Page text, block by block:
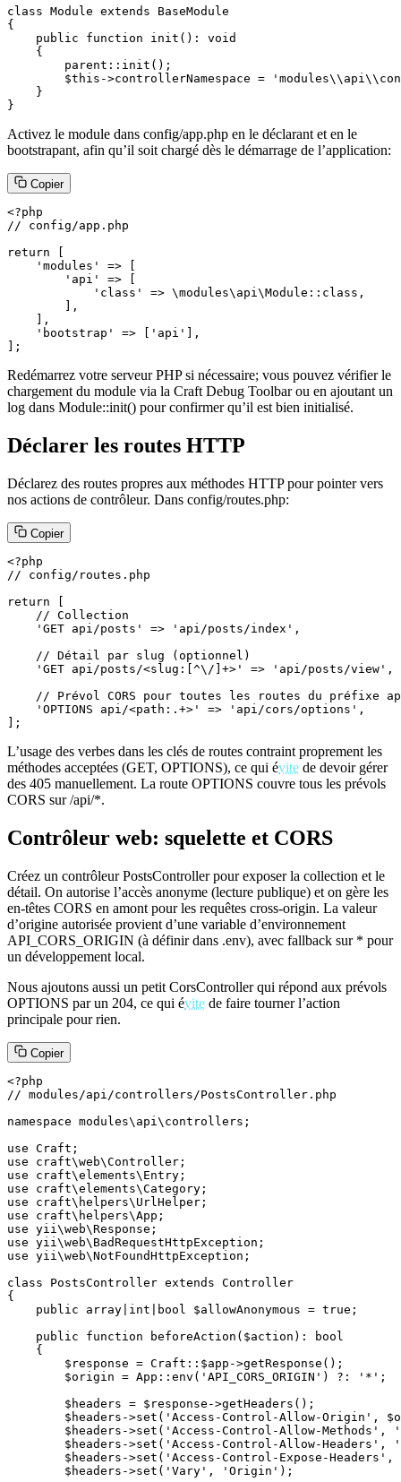
class Module extends BaseModule
{
    public function init(): void
    {
        parent::init();
$this->controllerNamespace =
    }
}
Activez le module dans config/app.php en le déclarant et en le
bootstrapant, afin qu’il soit chargé dès le démarrage de l’application:
Copier
<?php
// config/app.php
return [
    'modules' => [
        'api' => [
            'class' => \modules\api\Module::class,
        ],
    ],
    'bootstrap' => ['api'],
];
Redémarrez votre serveur PHP si nécessaire; vous pouvez vérifier le
chargement du module via la Craft Debug Toolbar ou en ajoutant un
log dans Module::init() pour confirmer qu’il est bien initialisé.
Déclarer les routes HTTP
Déclarez des routes propres aux méthodes HTTP pour pointer vers
nos actions de contrôleur. Dans config/routes.php:
Copier
<?php
// config/routes.php
return [
    // Collection
    'GET api/posts' => 'api/posts/index',
    // Détail par slug (optionnel)
    'GET api/posts/<slug:[^\/]+>' => 'api/posts/view',
// Prévol CORS pour toutes les routes du préfixe
    'OPTIONS api/<path:.+>' => 'api/cors/options',
];
L’usage des verbes dans les clés de routes contraint proprement les
méthodes acceptées (GET, OPTIONS), ce qui évite de devoir gérer
des 405 manuellement. La route OPTIONS couvre tous les prévols
CORS sur /api/*.
Contrôleur web: squelette et CORS
Créez un contrôleur PostsController pour exposer la collection et le
détail. On autorise l’accès anonyme (lecture publique) et on gère les
en‑têtes CORS en amont pour les requêtes cross‑origin. La valeur
d’origine autorisée provient d’une variable d’environnement
API_CORS_ORIGIN (à définir dans .env), avec fallback sur * pour
un développement local.
Nous ajoutons aussi un petit CorsController qui répond aux prévols
OPTIONS par un 204, ce qui évite de faire tourner l’action
principale pour rien.
Copier
<?php
// modules/api/controllers/PostsController.php
namespace modules\api\controllers;
use Craft;
use craft\web\Controller;
use craft\elements\Entry;
use craft\elements\Category;
use craft\helpers\UrlHelper;
use craft\helpers\App;
use yii\web\Response;
use yii\web\BadRequestHttpException;
use yii\web\NotFoundHttpException;
class PostsController extends Controller
{
    public array|int|bool $allowAnonymous = true;
    public function beforeAction($action): bool
    {
        $response = Craft::$app->getResponse();
        $origin = App::env('API_CORS_ORIGIN') ?: '*';
        $headers = $response->getHeaders();
$headers->set('Access-Control-Allow-Origin',
$headers->set('Access-Control-Allow-Methods',
$headers->set('Access-Control-Allow-Headers',
$headers->set('Access-Control-Expose-Headers',
        $headers->set('Vary', 'Origin');